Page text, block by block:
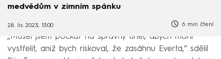
medvědům v zimním spánku
28. lis 2023, 13:00 6 min čtení
„Musel jsem počkat na správný úhel, abych mohl
vystřelit, aniž bych riskoval, že zasáhnu Everta,“ sdělil